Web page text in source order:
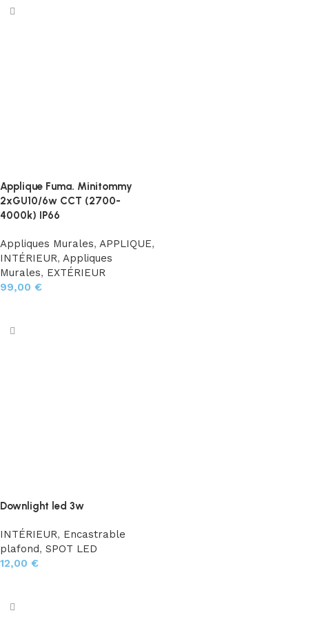
Applique Fuma. Minitommy
2xGU10/6w CCT (2700-
4000k) IP66
Appliques Murales, APPLIQUE,
INTÉRIEUR, Appliques
Murales, EXTÉRIEUR
99,00 €
Downlight led 3w
INTÉRIEUR, Encastrable
plafond, SPOT LED
12,00 €